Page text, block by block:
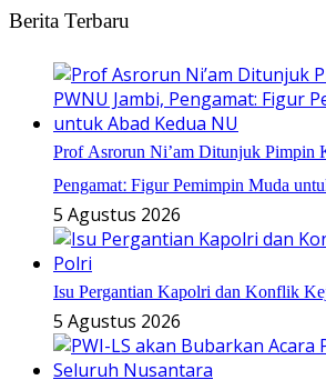
Berita Terbaru
Prof Asrorun Ni’am Ditunjuk Pimpin
Pengamat: Figur Pemimpin Muda
5 Agustus 2026
Isu Pergantian Kapolri dan Konflik
5 Agustus 2026